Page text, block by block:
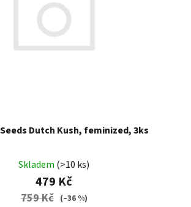
Dutch Kush, feminized, 3ks
Skladem (>10 ks)
479 Kč
759 Kč (–36 %)